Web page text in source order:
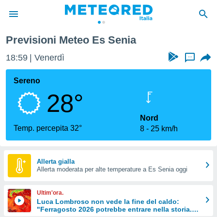
di
per
le
di
Web
le
Previsioni Meteo Es Senia
18:59 Venerdì ...
Sereno
28°
Temp. percepita 32°
Nord
8
25 km/h
Allerta gialla
Allerta moderata per alte temperature a Es Senia oggi
Ultim'ora.
Luca Lombroso non vede la fine del caldo:
"Ferragosto 2026 potrebbe entrare nella storia.